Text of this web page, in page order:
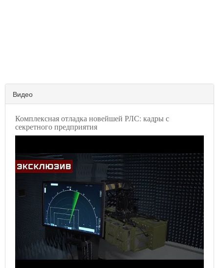
Видео
Комплексная отладка новейшей РЛС: кадры с
секретного предприятия